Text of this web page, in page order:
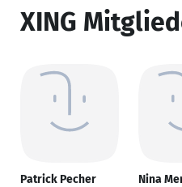
XING
Patrick Pecher Nina